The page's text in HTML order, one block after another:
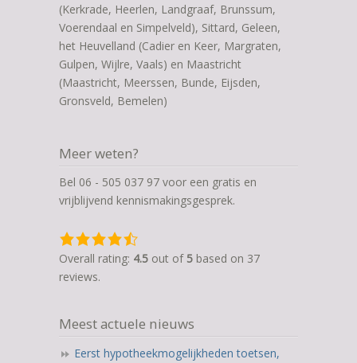
(Kerkrade, Heerlen, Landgraaf, Brunssum,
Voerendaal en Simpelveld), Sittard, Geleen,
het Heuvelland (Cadier en Keer, Margraten,
Gulpen, Wijlre, Vaals) en Maastricht
(Maastricht, Meerssen, Bunde, Eijsden,
Gronsveld, Bemelen)
Meer weten?
Bel 06 - 505 037 97 voor een gratis en
vrijblijvend kennismakingsgesprek.
4,5
rating
based
ratings
Overall rating: 4.5 out of 5 based on 37
reviews.
Meest actuele nieuws
Eerst hypotheekmogelijkheden toetsen,